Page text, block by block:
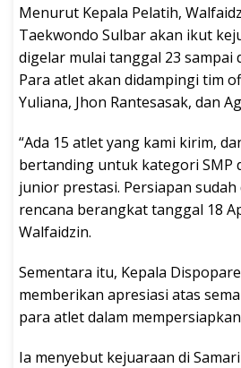
Menurut Kepala Pelatih,
Taekwondo Sulbar akan ikut
digelar mulai tanggal 23 sampai
Para atlet akan didampingi tim
Yuliana, Jhon Rantesasak, dan
“Ada 15 atlet yang kami kirim,
bertanding untuk kategori SMP
junior prestasi. Persiapan
rencana berangkat tanggal 18
Walfaidzin.
Sementara itu, Kepala
memberikan apresiasi atas
para atlet dalam
Ia menyebut kejuaraan di